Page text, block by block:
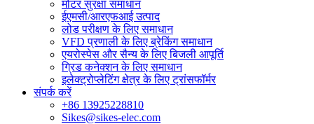
मोटर सुरक्षा समाधान
ईएमसी/आरएफआई उत्पाद
लोड परीक्षण के लिए समाधान
VFD प्रणाली के लिए ब्रेकिंग समाधान
एयरोस्पेस और सैन्य के लिए बिजली आपूर्ति
ग्रिड कनेक्शन के लिए समाधान
इलेक्ट्रोप्लेटिंग क्षेत्र के लिए ट्रांसफॉर्मर
संपर्क करें
+86 13925228810
Sikes@sikes-elec.com